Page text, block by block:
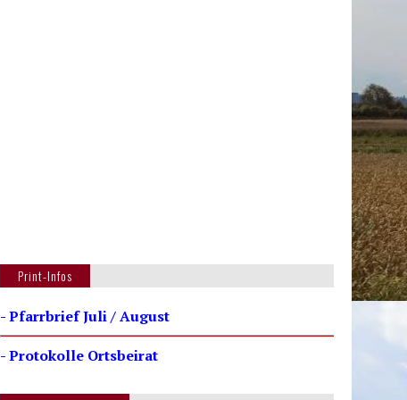
Print-Infos
- Pfarrbrief Juli / August
- Protokolle Ortsbeirat